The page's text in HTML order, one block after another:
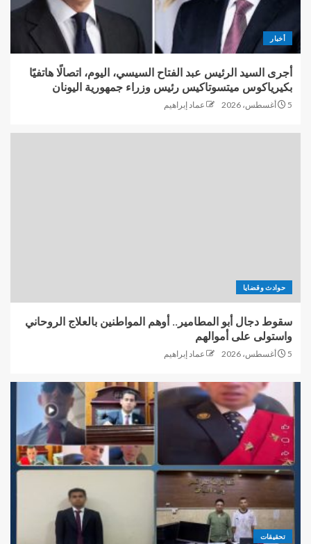
أخبار
أجرى السيد الرئيس عبد الفتاح السيسي، اليوم، اتصالًا هاتفيًا
بكيرياكوس ميتسوتاكيس رئيس وزراء جمهورية اليونان
5 أغسطس، 2026 عماد إبراهيم
حوادث وقضايا
سقوط دجال أبو المطامير.. أوهم المواطنين بالعلاج الروحاني
واستولى على أموالهم
5 أغسطس، 2026 عماد إبراهيم
تحقيقات